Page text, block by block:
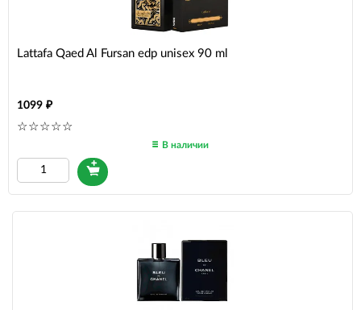
Lattafa Qaed Al Fursan edp unisex 90 ml
1099
В наличии